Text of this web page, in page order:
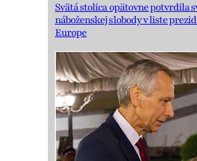
Svätá stolica opätovne potvrdila
náboženskej slobody v liste
Europe